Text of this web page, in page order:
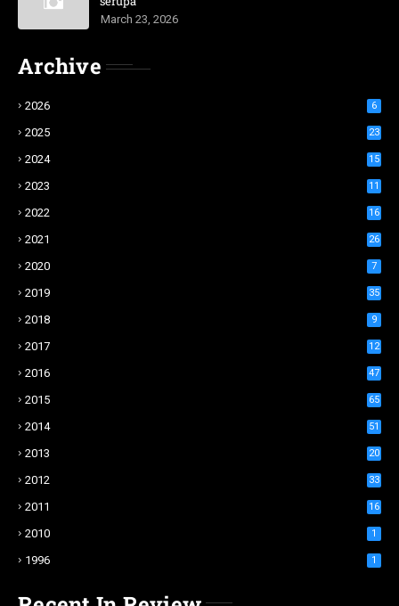
March 23, 2026
Archive
2026 6
2025 23
2024 15
2023 11
2022 16
2021 26
2020 7
2019 35
2018 9
2017 12
2016 47
2015 65
2014 51
2013 20
2012 33
2011 16
2010 1
1996 1